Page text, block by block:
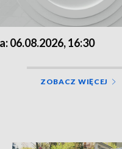
06.08.2026, 16:30
ZOBACZ WIĘCEJ